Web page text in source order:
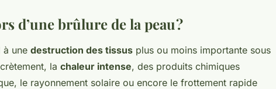
d’une brûlure de la peau ?
à une destruction des tissus plus ou moins importante sous
la chaleur intense, des produits chimiques
le rayonnement solaire ou encore le frottement rapide